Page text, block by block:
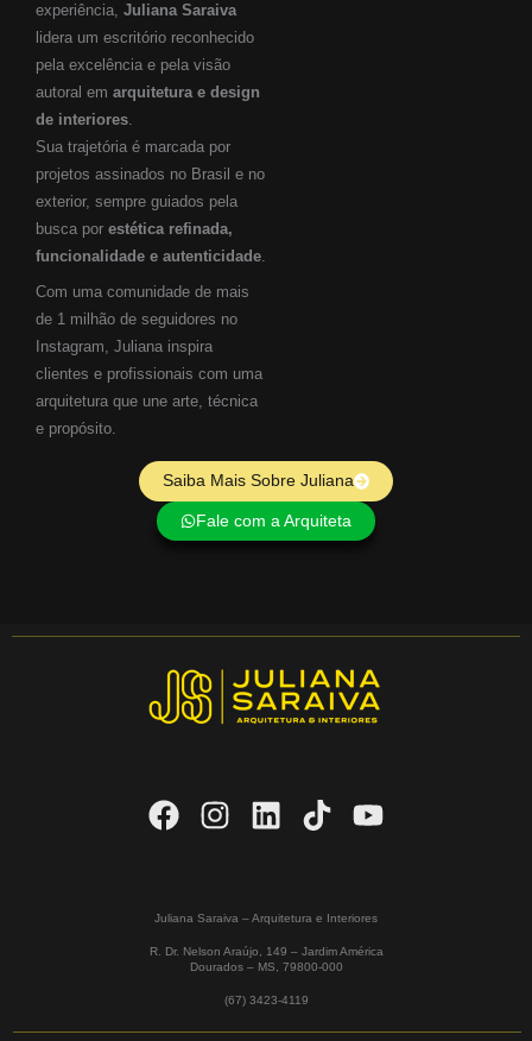
experiência, Juliana Saraiva
lidera um escritório reconhecido
pela excelência e pela visão
autoral em arquitetura e design
de interiores.
Sua trajetória é marcada por
projetos assinados no Brasil e no
exterior, sempre guiados pela
busca por estética refinada,
funcionalidade e autenticidade.
Com uma comunidade de mais
de 1 milhão de seguidores no
Instagram, Juliana inspira
clientes e profissionais com uma
arquitetura que une arte, técnica
e propósito.
Saiba Mais Sobre Juliana
Fale com a Arquiteta
Juliana Saraiva – Arquitetura e Interiores
R. Dr. Nelson Araújo, 149 – Jardim América
Dourados – MS, 79800-000
(67) 3423-4119